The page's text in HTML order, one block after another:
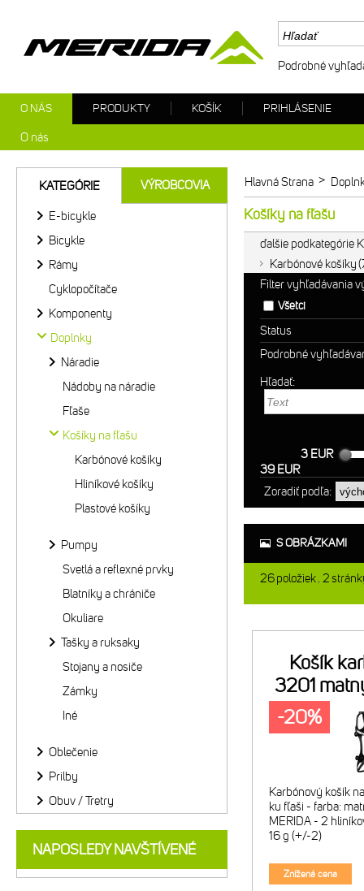
Hlavná Strana >
Košíky na fľašu
ďalšie podkategórie
Karbónové košíky
Filter vyhľadávania
Všetci
Status
Podrobné
Hľadať:
3 EUR
39 EUR
Zoradiť podľa:
S OBRÁZKAMI
26položiek 2
Košík
3201
Karbónový košík
ku fľaši - farba:
MERIDA - 2
16 g (+/-2)
Znížená cena
-20%
KATEGÓRIE VÝROBCOVIA
E-bicykle
Bicykle
Rámy
Cyklopočítače
Komponenty
Doplnky
Náradie
Nádoby na náradie
Fľaše
Košíky na fľašu
Karbónové košíky
Hliníkové košíky
Plastové košíky
Pumpy
Svetlá a reflexné prvky
Blatníky a chrániče
Okuliare
Tašky a ruksaky
Stojany a nosiče
Zámky
Iné
Oblečenie
Prilby
Obuv / Tretry
NAPOSLEDY NAVŠTÍVENÉ
Podrobné
O NÁS
O nás
PRODUKTY KOŠÍK PRIHLÁSENIE